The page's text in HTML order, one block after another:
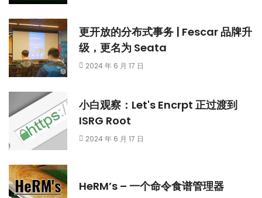
更开放的分布式事务 | Fescar 品牌升
级，更名为 Seata
2024 年 6 月 17 日
小白观察：Let's Encrpt 正过渡到
ISRG Root
2024 年 6 月 17 日
HeRM’s – 一个命令食谱管理器